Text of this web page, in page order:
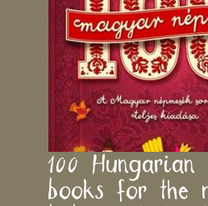
100 Hungarian
books for the